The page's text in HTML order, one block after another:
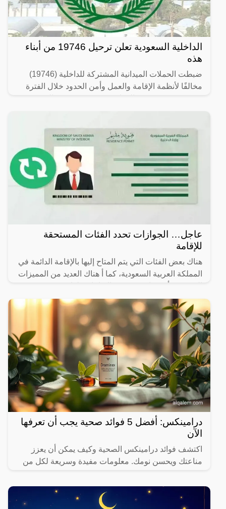
الداخلية السعودية تعلن ترحيل 19746 من أبناء
هذه
ضبطت الحملات الميدانية المشتركة للداخلية (19746)
مخالفًا لأنظمة الإقامة والعمل وأمن الحدود خلال الفترة
عاجل… الجوازات تحدد الفئات المستحقة
للإقامة
هناك بعض الفئات التي يتم المتاح إليها بالإقامة الدائمة في
المملكة العربية السعودية، كما أ هناك العديد من المميزات
درامينكس: أفضل 5 فوائد صحية يجب أن تعرفها
الآن
اكتشف فوائد درامينكس الصحية وكيف يمكن أن يعزز
مناعتك ويحسن نومك. معلومات مفيدة وسريعة لكل من